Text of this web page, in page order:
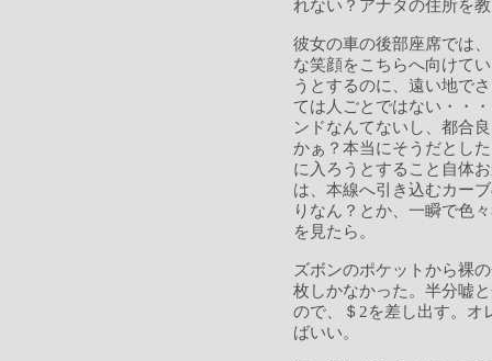
れない？アナタの住所を
彼女の車の後部座席では
な笑顔をこちらへ向けて
うとするのに、遠い地で
ては人ごとではない・・
ンドなんてないし、都合
かぁ？本当にそうだとし
に入ろうとすること自体
は、本線へ引き込むカー
りなん？とか、一瞬で色
を見たら。
ズボンのポケットから裸
枚しかなかった。半分嘘
ので、＄2を差し出す。オ
ばいい。